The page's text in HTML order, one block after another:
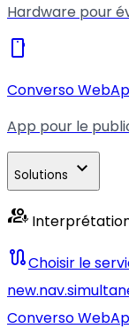
Hardware pour
smartphone
Converso
App pour le
Solutions expand_more
interpreter_mode
routeChoisir le
Converso